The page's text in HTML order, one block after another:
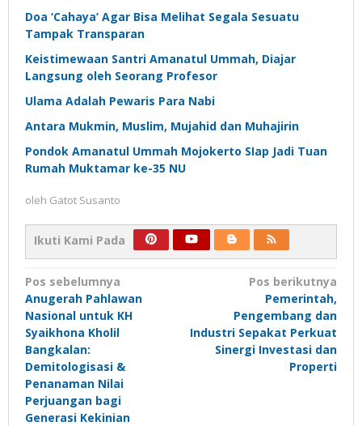
Doa ‘Cahaya’ Agar Bisa Melihat Segala Sesuatu
Tampak Transparan
Keistimewaan Santri Amanatul Ummah, Diajar
Langsung oleh Seorang Profesor
Ulama Adalah Pewaris Para Nabi
Antara Mukmin, Muslim, Mujahid dan Muhajirin
Pondok Amanatul Ummah Mojokerto SIap Jadi Tuan
Rumah Muktamar ke-35 NU
oleh Gatot Susanto
Ikuti Kami Pada
Navigasi
pos
Pos sebelumnya
Anugerah Pahlawan
Nasional untuk KH
Syaikhona Kholil
Bangkalan:
Demitologisasi &
Penanaman Nilai
Perjuangan bagi
Generasi Kekinian
Pos berikutnya
Pemerintah,
Pengembang dan
Industri Sepakat Perkuat
Sinergi Investasi dan
Properti